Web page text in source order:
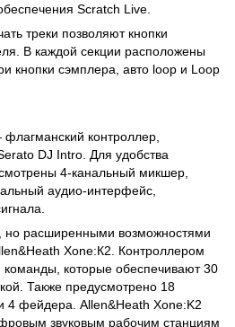
Scratch Live.
треки позволяют кнопки
В каждой секции расположены
кнопки сэмплера, авто loop и Loop
контроллер,
DJ Intro. Для удобства
4-канальный микшер,
аудио-интерфейс,
расширенными возможностями
Xone:К2. Контроллером
команды, которые обеспечивают 30
Также предусмотрено 18
4 фейдера. Allen&Heath Xone:K2
звуковым рабочим станциям